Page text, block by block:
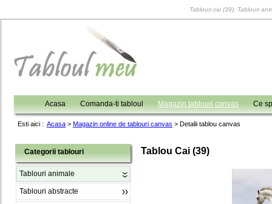
Tablouri cai (39), Tablouri
Acasa Comanda-ti tabloul Magazin tablouri canvas Ce
Esti aici : Acasa > Magazin online de tablouri canvas > Detalii tablou canvas
Categorii tablouri
Tablouri animale
Tablouri abstracte
Tablou Cai (39)